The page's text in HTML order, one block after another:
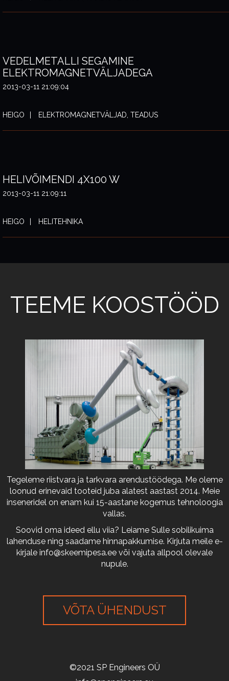
VEDELMETALLI SEGAMINE
ELEKTROMAGNETVÄLJADEGA
2013-03-11 21:09:04
HEIGO ELEKTROMAGNETVÄLJAD, TEADUS
HELIVÕIMENDI 4X100 W
2013-03-11 21:09:11
HEIGO HELITEHNIKA
TEEME KOOSTÖÖD
Tegeleme riistvara ja tarkvara arendustöödega. Me oleme
loonud erinevaid tooteid juba alatest aastast 2014. Meie
inseneridel on enam kui 15-aastane kogemus tehnoloogia
vallas.
Soovid oma ideed ellu viia? Leiame Sulle sobilikuima
lahenduse ning saadame hinnapakkumise. Kirjuta meile e-
kirjale info@skeemipesa.ee või vajuta allpool olevale
nupule.
VÕTA ÜHENDUST
©2021 SP Engineers OÜ